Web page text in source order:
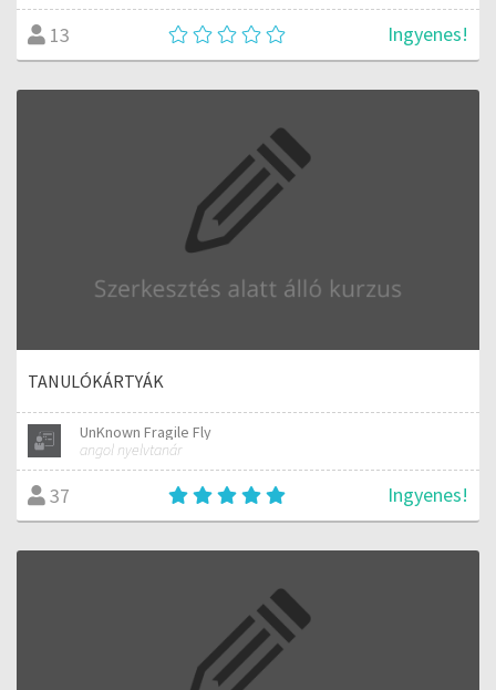
13 Ingyenes!
TANULÓKÁRTYÁK
UnKnown Fragile Fly
angol nyelvtanár
37 Ingyenes!